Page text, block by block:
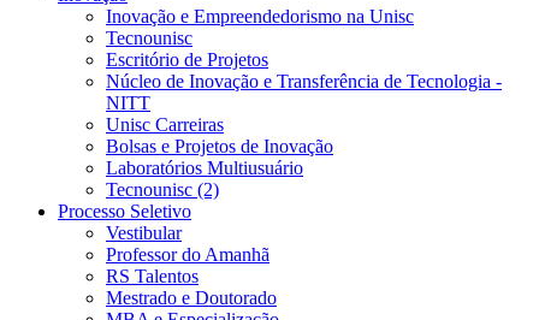
Inovação e Empreendedorismo na Unisc
Tecnounisc
Escritório de Projetos
Núcleo de Inovação e Transferência de Tecnologia -
NITT
Unisc Carreiras
Bolsas e Projetos de Inovação
Laboratórios Multiusuário
Tecnounisc (2)
Processo Seletivo
Vestibular
Professor do Amanhã
RS Talentos
Mestrado e Doutorado